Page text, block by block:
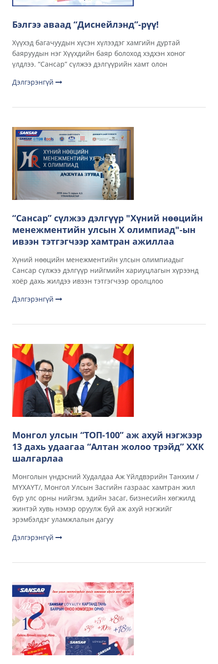
Бэлгээ аваад “Диснейлэнд”-рүү!
Хүүхэд багачуудын хүсэн хүлээдэг хамгийн дуртай
баяруудын нэг Хүүхдийн баяр болоход хэдхэн хоног
үлдлээ. “Сансар” сүлжээ дэлгүүрийн хамт олон
Дэлгэрэнгүй
“Сансар” сүлжээ дэлгүүр "Хүний нөөцийн
менежментийн улсын X олимпиад"-ын
ивээн тэтгэгчээр хамтран ажиллаа
Хүний нөөцийн менежментийн улсын олимпиадыг
Сансар сүлжээ дэлгүүр нийгмийн хариуцлагын хүрээнд
хоёр дахь жилдээ ивээн тэтгэгчээр оролцлоо
Дэлгэрэнгүй
Монгол улсын “ТОП-100” аж ахуй нэгжээр
13 дахь удаагаа “Алтан жолоо трэйд” ХХК
шалгарлаа
Монголын үндэсний Худалдаа Аж Үйлдвэрийн Танхим /
МҮХАҮТ/, Монгол Улсын Засгийн газраас хамтран жил
бүр улс орны нийгэм, эдийн засаг, бизнесийн хөгжилд
жинтэй хувь нэмэр оруулж буй аж ахуй нэгжийг
эрэмбэлдэг уламжлалын дагуу
Дэлгэрэнгүй